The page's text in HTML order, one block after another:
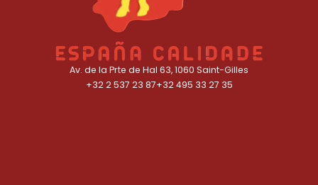
Av. de la Prte de Hal 63, 1060 Saint-Gilles
+32 2 537 23 87+32 495 33 27 35